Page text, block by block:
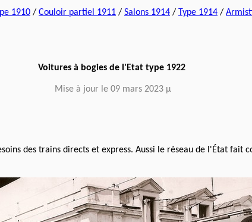
1910 / Couloir partiel 1911 / Salons 1914 / Type 1914 /
Voitures à bogies de l'Etat type 1922
Mise à jour le 09 mars 2023 µ
des trains directs et express. Aussi le réseau de l'État